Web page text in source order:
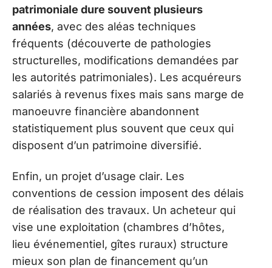
patrimoniale dure souvent plusieurs
années, avec des aléas techniques
fréquents (découverte de pathologies
structurelles, modifications demandées par
les autorités patrimoniales). Les acquéreurs
salariés à revenus fixes mais sans marge de
manoeuvre financière abandonnent
statistiquement plus souvent que ceux qui
disposent d’un patrimoine diversifié.
Enfin, un projet d’usage clair. Les
conventions de cession imposent des délais
de réalisation des travaux. Un acheteur qui
vise une exploitation (chambres d’hôtes,
lieu événementiel, gîtes ruraux) structure
mieux son plan de financement qu’un